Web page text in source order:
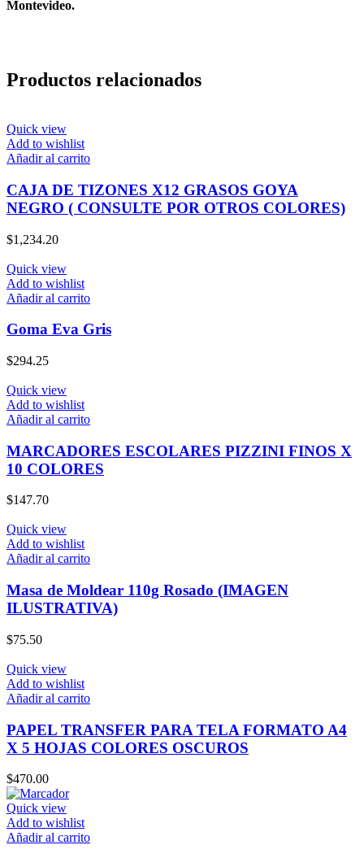
Montevideo.
Productos relacionados
Quick view
Add to wishlist
Añadir al carrito
CAJA DE TIZONES X12 GRASOS GOYA
NEGRO ( CONSULTE POR OTROS COLORES)
$1,234.20
Quick view
Add to wishlist
Añadir al carrito
Goma Eva Gris
$294.25
Quick view
Add to wishlist
Añadir al carrito
MARCADORES ESCOLARES PIZZINI FINOS X
10 COLORES
$147.70
Quick view
Add to wishlist
Añadir al carrito
Masa de Moldear 110g Rosado (IMAGEN
ILUSTRATIVA)
$75.50
Quick view
Add to wishlist
Añadir al carrito
PAPEL TRANSFER PARA TELA FORMATO A4
X 5 HOJAS COLORES OSCUROS
$470.00
Quick view
Add to wishlist
Añadir al carrito